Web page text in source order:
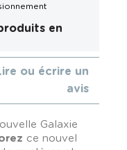
en
ou écrire un
avis
Galaxie
ce nouvel